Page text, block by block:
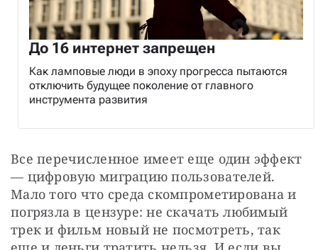
До 16 интернет запрещен
Как ламповые люди в эпоху прогресса пытаются
отключить будущее поколение от главного
инструмента развития
Все перечисленное имеет еще один эффект
— цифровую миграцию пользователей.
Мало того что среда скомпрометирована и
погрязла в цензуре: не скачать любимый
трек и фильм новый не посмотреть, так